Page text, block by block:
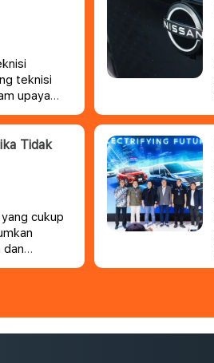
teknisi
upaya
Tidak
cukup
dan